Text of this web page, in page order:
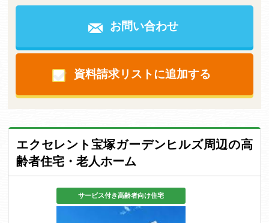
お問い合わせ
資料請求リストに追加する
エクセレント宝塚ガーデンヒルズ周辺の高
齢者住宅・老人ホーム
サービス付き高齢者向け住宅